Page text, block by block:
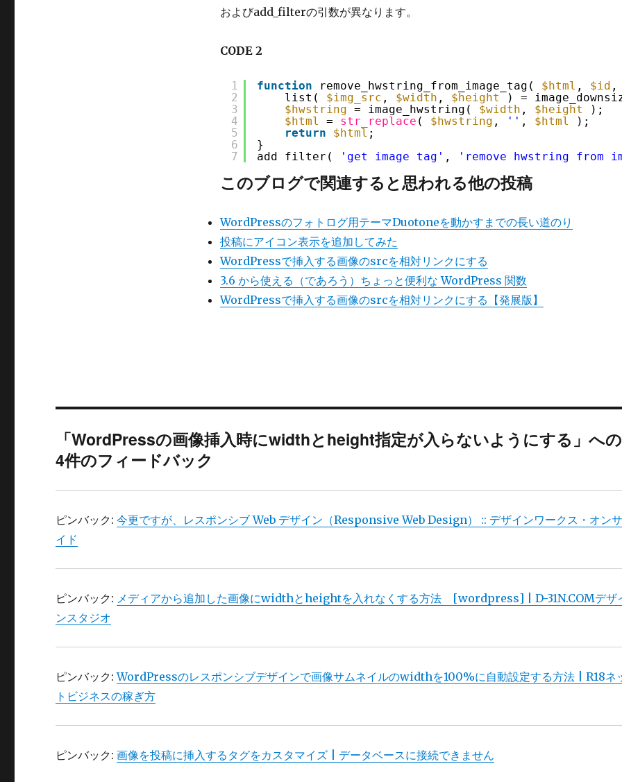
およびadd_filterの引数が異なります。
CODE 2
1
2
3
4
5
6
7
function remove_hwstring_from_image_tag( $html , $id
list( $img_src , $width , $height
) =
$hwstring = image_hwstring( $width , $height
);
$html
= str_replace ( $hwstring , '' , $html
);
return
$html ;
}
add_filter(
'get_image_tag' ,
このブログで関連すると思われる他の投稿
WordPressのフォトログ用テーマDuotoneを動かすまでの長い道のり
投稿にアイコン表示を追加してみた
WordPressで挿入する画像のsrcを相対リンクにする
3.6 から使える（であろう）ちょっと便利な WordPress 関数
WordPressで挿入する画像のsrcを相対リンクにする【発展版】
「WordPressの画像挿入時にwidthとheight指定が入らないようにする」への
4件のフィードバック
ピンバック:今更ですが、レスポンシブ Web デザイン（Responsive Web Design） :: デザインワークス・オン
イド
ピンバック: メディアから追加した画像にwidthとheightを入れなくする方法 [wordpress] | D-31N.COMデザ
ンスタジオ
ピンバック:WordPressのレスポンシブデザインで画像サムネイルのwidthを100%に自動設定する方法 | R18ネ
トビジネスの稼ぎ方
ピンバック:画像を投稿に挿入するタグをカスタマイズ | データベースに接続できません